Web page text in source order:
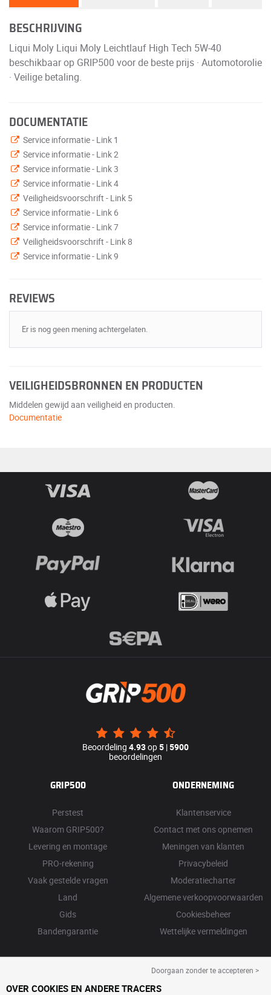
BESCHRIJVING
Liqui Moly Liqui Moly Leichtlauf High Tech 5W-40
beschikbaar op GRIP500 voor de beste prijs · Automotorolie
· Veilige betaling.
DOCUMENTATIE
Service informatie - Link 1
Service informatie - Link 2
Service informatie - Link 3
Service informatie - Link 4
Veiligheidsvoorschrift - Link 5
Service informatie - Link 6
Service informatie - Link 7
Veiligheidsvoorschrift - Link 8
Service informatie - Link 9
REVIEWS
Er is nog geen mening achtergelaten.
VEILIGHEIDSBRONNEN EN PRODUCTEN
Middelen gewijd aan veiligheid en producten.
Documentatie
Beoordeling 4.93op5 |5900
beoordelingen
GRIP500
Perstest
Waarom GRIP500?
Levering en montage
PRO-rekening
Vaak gestelde vragen
Land
Gids
Bandengarantie
ONDERNEMING
Klantenservice
Contact met ons opnemen
Meningen van klanten
Privacybeleid
Moderatiecharter
Algemene verkoopvoorwaarden
Cookiesbeheer
Wettelijke vermeldingen
Doorgaan zonder te accepteren >
OVER COOKIES EN ANDERE TRACERS